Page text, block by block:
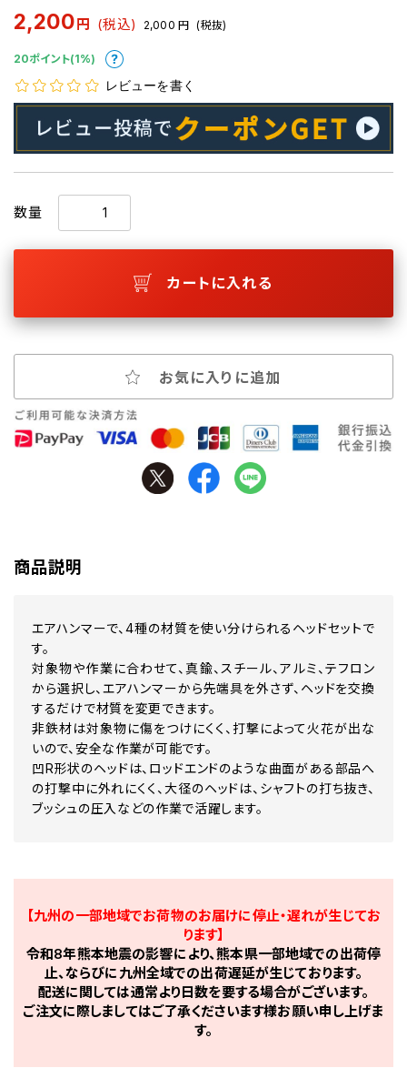
2,200 円 (税込) 2,000 円 (税抜)
20ポイント(1%)
レビューを書く
数量
カートに入れる
お気に入りに追加
商品説明
エアハンマーで、4種の材質を使い分けられるヘッドセットで
す。
対象物や作業に合わせて、真鍮、スチール、アルミ、テフロン
から選択し、エアハンマーから先端具を外さず、ヘッドを交換
するだけで材質を変更できます。
非鉄材は対象物に傷をつけにくく、打撃によって火花が出な
いので、安全な作業が可能です。
凹R形状のヘッドは、ロッドエンドのような曲面がある部品へ
の打撃中に外れにくく、大径のヘッドは、シャフトの打ち抜き、
ブッシュの圧入などの作業で活躍します。
【九州の一部地域でお荷物のお届けに停止・遅れが生じてお
ります】
令和8年熊本地震の影響により、熊本県一部地域での出荷停
止、ならびに九州全域での出荷遅延が生じております。
配送に関しては通常より日数を要する場合がございます。
ご注文に際しましてはご了承くださいます様お願い申し上げま
す。